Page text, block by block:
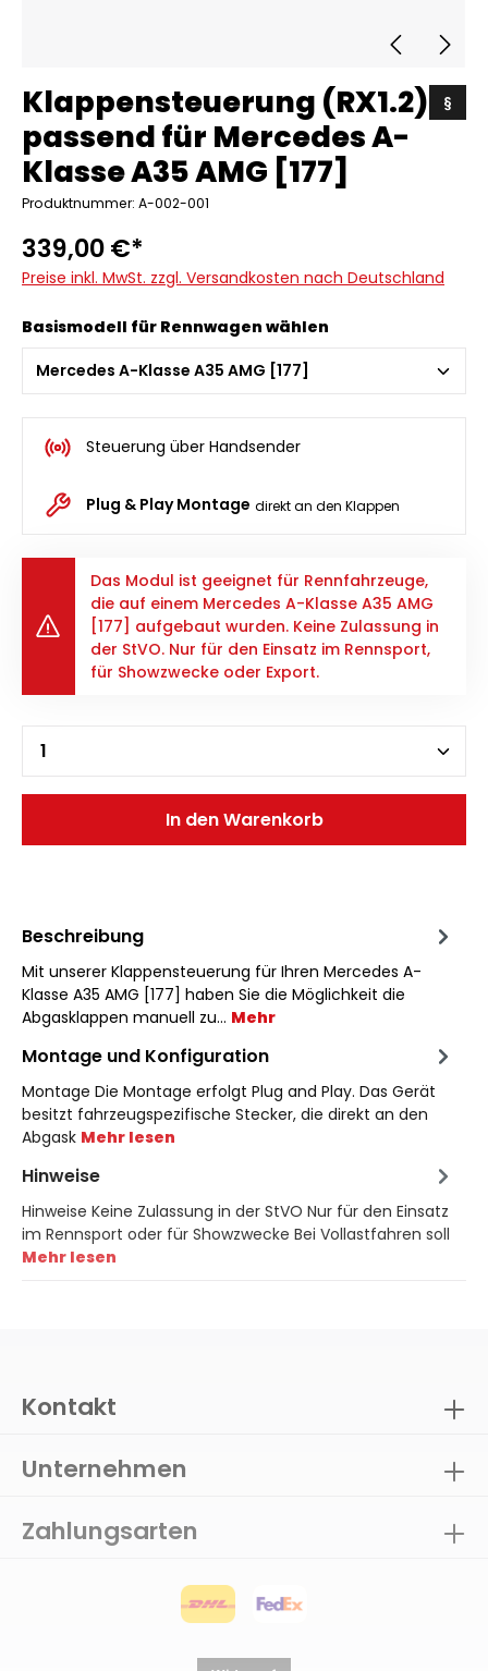
Klappensteuerung (RX1.2)
passend für Mercedes A-
Klasse A35 AMG [177]
§
Produktnummer: A-002-001
339,00 €*
Preise inkl. MwSt. zzgl. Versandkosten nach Deutschland
Basismodell für Rennwagen wählen
Steuerung über Handsender
Plug & Play Montage direkt an den Klappen
Das Modul ist geeignet für Rennfahrzeuge,
die auf einem Mercedes A-Klasse A35 AMG
[177] aufgebaut wurden. Keine Zulassung in
der StVO. Nur für den Einsatz im Rennsport,
für Showzwecke oder Export.
In den Warenkorb
Beschreibung
Mit unserer Klappensteuerung für Ihren Mercedes A-
Klasse A35 AMG [177] haben Sie die Möglichkeit die
Abgasklappen manuell zu… Mehr
Montage und Konfiguration
Montage Die Montage erfolgt Plug and Play. Das Gerät
besitzt fahrzeugspezifische Stecker, die direkt an den
Abgask Mehr lesen
Hinweise
Hinweise Keine Zulassung in der StVO Nur für den Einsatz
im Rennsport oder für Showzwecke Bei Vollastfahren soll
Mehr lesen
Kontakt
Unternehmen
Zahlungsarten